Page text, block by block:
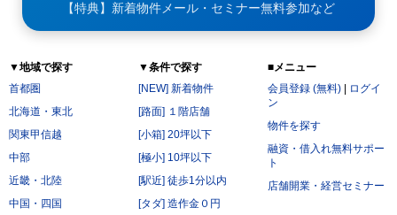
【特典】新着物件メール・セミナー無料参加など
▼地域で探す
首都圏
北海道・東北
関東甲信越
中部
近畿・北陸
中国・四国
▼条件で探す
[NEW] 新着物件
[路面] １階店舗
[小箱] 20坪以下
[極小] 10坪以下
[駅近] 徒歩1分以内
[タダ] 造作金０円
■メニュー
会員登録 (無料)
ログイ
ン
物件を探す
融資・借入れ無料サポー
ト
店舗開業・経営セミナー